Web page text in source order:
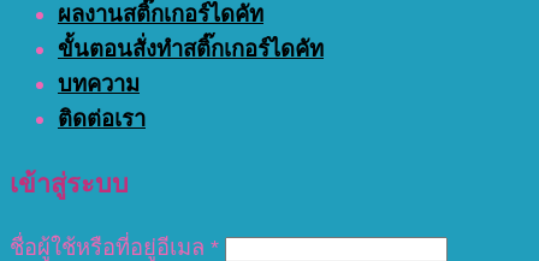
ผลงานสติ๊กเกอร์ไดคัท
ขั้นตอนสั่งทำสติ๊กเกอร์ไดคัท
บทความ
ติดต่อเรา
เข้าสู่ระบบ
ชื่อผู้ใช้หรือที่อยู่อีเมล *